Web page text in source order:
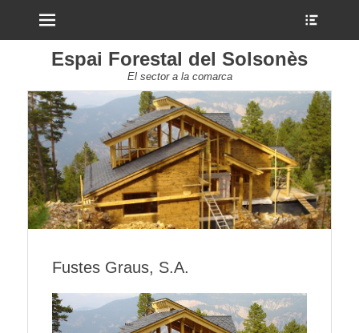
Espai Forestal del Solsonès
El sector a la comarca
Fustes Graus, S.A.